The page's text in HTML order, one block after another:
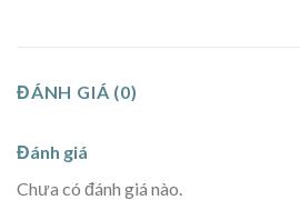
ĐÁNH GIÁ (0)
Đánh giá
Chưa có đánh giá nào.